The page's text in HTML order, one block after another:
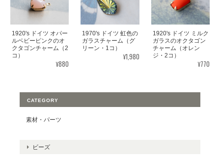
1920's ドイツ オパー
ルベビーピンクのオ
クタゴンチャーム（2
コ）
¥880
1970's ドイツ 虹色の
ガラスチャーム（グ
リーン・1コ）
¥1,980
1920's ドイツ ミルク
ガラスのオクタゴン
チャーム（オレン
ジ・2コ）
¥770
CATEGORY
素材・パーツ
ビーズ